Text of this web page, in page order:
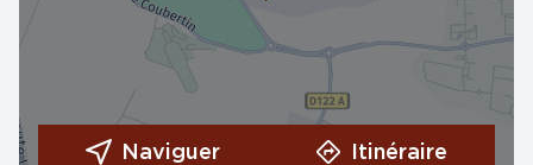
Naviguer Itinéraire